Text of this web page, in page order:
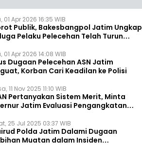
01 Apr 2026 16:35 WIB
Publik, Bakesbangpol Jatim Ungkap
Pelaku Pelecehan Telah Turun
01 Apr 2026 14:08 WIB
Dugaan Pelecehan ASN Jatim
Korban Cari Keadilan ke Polisi
11 Nov 2025 11:10 WIB
Pertanyakan Sistem Merit, Minta
Jatim Evaluasi Pengangkatan
25 Jul 2025 03:37 WIB
Polda Jatim Dalami Dugaan
Muatan dalam Insiden